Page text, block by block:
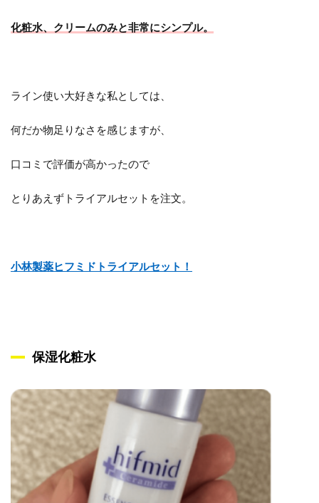
化粧水、クリームのみと非常にシンプル。
ライン使い大好きな私としては、
何だか物足りなさを感じますが、
口コミで評価が高かったので
とりあえずトライアルセットを注文。
小林製薬ヒフミドトライアルセット！
保湿化粧水